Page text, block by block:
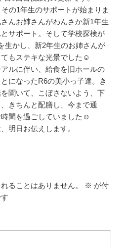
の1年生のサポートが始まりま
んお姉さんがわんさか新1年生
サポート。そして学校探検が
生かし、新2年生のお姉さんが
もステキな光景でした☺
ルに伴い、給食を旧ホールの
になったR6の美小っ子達。き
聞いて、こぼさないよう、下
きちんと配膳し、今まで通
間を過ごしていました☺
明日お伝えします。
ることはありません。 ※ が付